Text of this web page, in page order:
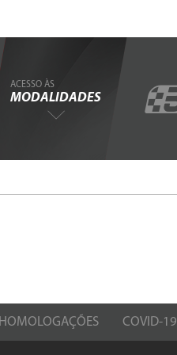
ACESSO ÀS
MODALIDADES
HOMOLOGAÇÕES COVID-19